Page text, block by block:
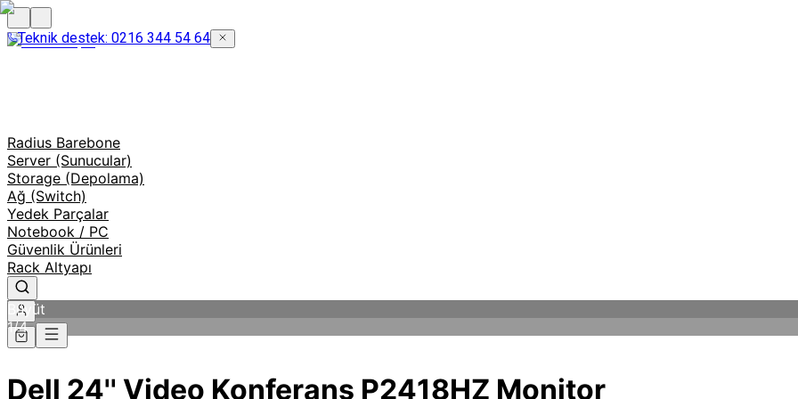
Teknik destek: 0216 344 54 64
Radius Barebone
Server (Sunucular)
Storage (Depolama)
Ağ (Switch)
Yedek Parçalar
Notebook / PC
Güvenlik Ürünleri
Rack Altyapı
Büyüt
1/4
Dell 24'' Video Konferans P2418HZ Monitor